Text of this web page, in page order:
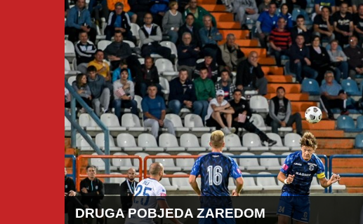
DRUGA POBJEDA ZAREDOM